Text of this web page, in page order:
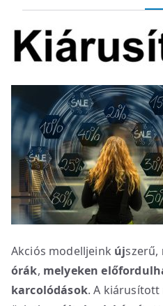
Akciós modelljeink újszerű,
órák, melyeken
karcolódások. A kiárusított